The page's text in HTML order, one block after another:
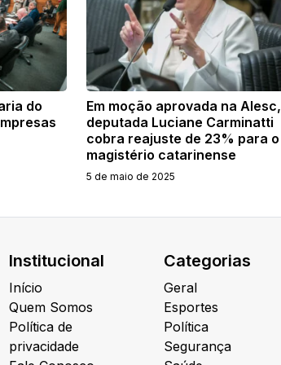
do
Em moção aprovada na Alesc,
deputada Luciane Carminatti
cobra reajuste de 23% para o
magistério catarinense
5 de maio de 2025
Institucional
Início
Quem Somos
Política de
privacidade
Categorias
Geral
Esportes
Política
Segurança